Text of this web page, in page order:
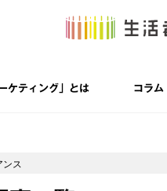
ケティング」とは コラム
ンス